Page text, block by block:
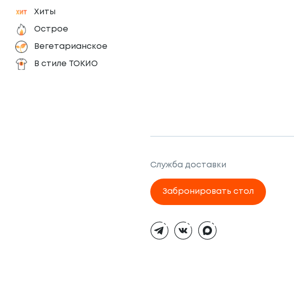
Хиты
Острое
Вегетарианское
В стиле ТОКИО
Служба доставки
Забронировать стол